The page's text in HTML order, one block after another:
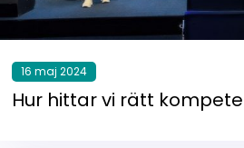
16 maj 2024
Hur hittar vi rätt